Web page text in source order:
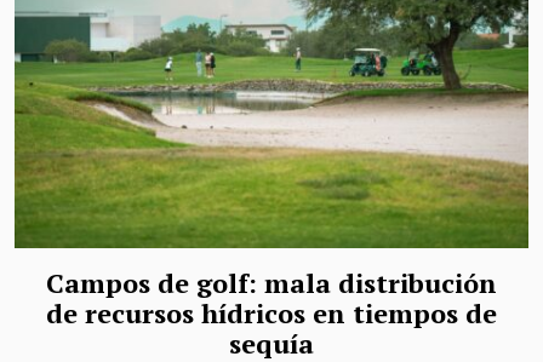
Campos de golf: mala distribución
de recursos hídricos en tiempos de
sequía